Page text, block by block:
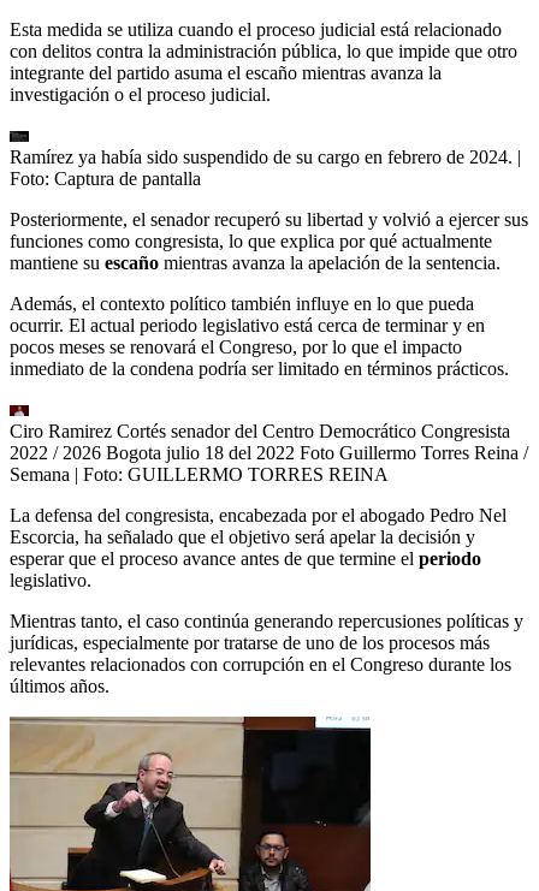
Esta medida se utiliza cuando el proceso judicial está relacionado
con delitos contra la administración pública, lo que impide que otro
integrante del partido asuma el escaño mientras avanza la
investigación o el proceso judicial.
Ramírez ya había sido suspendido de su cargo en febrero de 2024. |
Foto: Captura de pantalla
Posteriormente, el senador recuperó su libertad y volvió a ejercer sus
funciones como congresista, lo que explica por qué actualmente
mantiene su escaño mientras avanza la apelación de la sentencia.
Además, el contexto político también influye en lo que pueda
ocurrir. El actual periodo legislativo está cerca de terminar y en
pocos meses se renovará el Congreso, por lo que el impacto
inmediato de la condena podría ser limitado en términos prácticos.
Ciro Ramirez Cortés senador del Centro Democrático Congresista
2022 / 2026 Bogota julio 18 del 2022 Foto Guillermo Torres Reina /
Semana | Foto: GUILLERMO TORRES REINA
La defensa del congresista, encabezada por el abogado Pedro Nel
Escorcia, ha señalado que el objetivo será apelar la decisión y
esperar que el proceso avance antes de que termine el periodo
legislativo.
Mientras tanto, el caso continúa generando repercusiones políticas y
jurídicas, especialmente por tratarse de uno de los procesos más
relevantes relacionados con corrupción en el Congreso durante los
últimos años.